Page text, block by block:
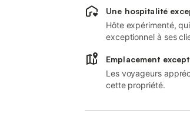
Une hospitalité
Hôte expérimenté,
exceptionnel à ses
Emplacement
Les voyageurs
cette propriété.